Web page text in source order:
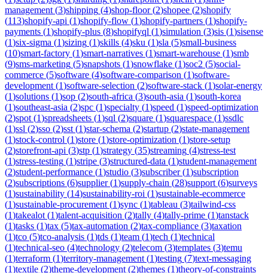
management (3)shipping (4)shop-floor(2)shopee (2)shopify
(113)shopify-api (1)shopify-flow (1)shopify-partners (1)shopify-
payments (1)shopify-plus (8)shopifyql (1)simulation (3)sis (1)sisense
(1)six-sigma (1)sizing (1)skills (4)sku (1)sla (5)small-business
(10)smart-factory (1)smart-narratives (1)smart-warehouse (1)smb
(9)sms-marketing (5)snapshots (1)snowflake (1)soc2 (5)social-
commerce (5)software (4)software-comparison (1)software-
development (1)software-selection (2)software-stack (1)solar-energy
(1)solutions (1)sop (2)south-africa (3)south-asia (1)south-korea
(1)southeast-asia (2)spc (1)specialty (1)speed (1)speed-optimization
(2)spot (1)spreadsheets (1)sql (2)square (1)squarespace (1)ssdlc
(1)ssl (2)sso (2)sst (1)star-schema (2)startup (2)state-management
(1)stock-control (1)store (1)store-optimization (1)store-setup
(2)storefront-api (3)stp (1)strategy (35)streaming (4)stress-test
(1)stress-testing (1)stripe (3)structured-data (1)student-management
(2)student-performance (1)studio (3)subscriber(1)subscription
(2)subscriptions (6)supplier(1)supply-chain (28)support (6)surveys
(1)sustainability (14)sustainability-roi (1)sustainable-ecommerce
(1)sustainable-procurement (1)sync (1)tableau (3)tailwind-css
(1)takealot (1)talent-acquisition (2)tally (4)tally-prime (1)tanstack
(1)tasks (1)tax (5)tax-automation (2)tax-compliance (3)taxation
(1)tco (5)tco-analysis (1)tds (1)team (1)tech (1)technical
(1)technical-seo (4)technology (2)telecom (3)templates (3)temu
(1)terraform (1)territory-management (1)testing (7)text-messaging
(1)textile (2)theme-development (2)themes (1)theory-of-constraints